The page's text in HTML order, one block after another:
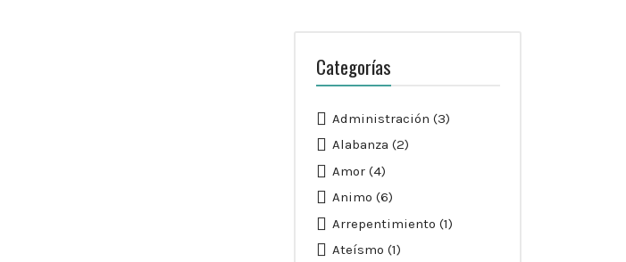
Categorías
Administración (3)
Alabanza (2)
Amor(4)
Animo (6)
Arrepentimiento (1)
Ateísmo (1)